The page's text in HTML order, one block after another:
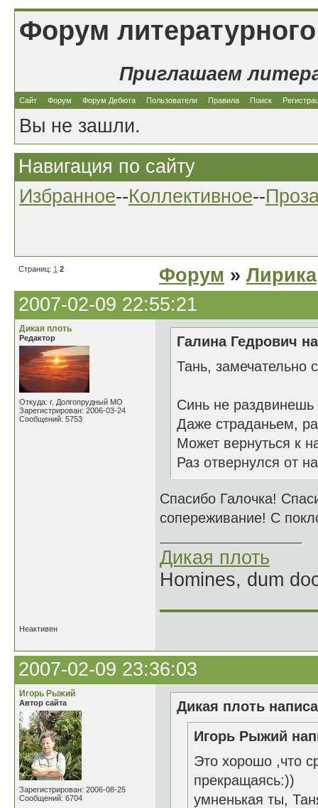
Форум
Приглашаем
Сайт Форум Форум Дебюта Пользователи Правила Поиск
Вы не зашли.
Навигация по сайту
Избранное--Коллективное--
Страниц: 1 2 Форум » Лирика
2007-02-09 22:55:21
Дикая плоть
Редактор
Откуда: г. Долгопрудный МО
Зарегистрирован: 2006-03-24
Сообщений: 5753
Галина Гедрович
Тань, замечательно
Синь не
Даже страданьем,
Может вернуться к
Раз отвернулся от
Спасибо Галочка!
сопереживание! С
Дикая плоть
Homines, dum
Неактивен
2007-02-09 23:36:03
Игорь Рыжий
Автор сайта
Зарегистрирован: 2006-08-25
Сообщений: 6704
Дикая плоть
Игорь Рыжий
Это хорошо ,что
прекращаясь:))
умненькая ты,